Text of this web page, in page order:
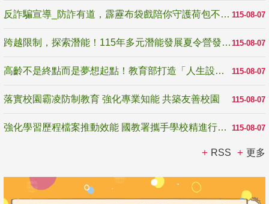
115-08-07
反詐騙宣導_防詐有道，霹靂布袋戲陪你守護荷包不受騙
115-08-07
跨越限制，探索潛能！115年多元潛能發展夏令營發掘生命無限可能
115-08-07
高齡不是終點而是夢想起點！教育部打造「人生設計夢工場」 參展第3屆高齡健康產業博覽會
115-08-07
落實校園霸凌防制教育 強化專業知能 共築友善校園
115-08-07
強化學習歷程檔案推動效能 國教署攜手學校精進行政與教學支持
RSS 更多